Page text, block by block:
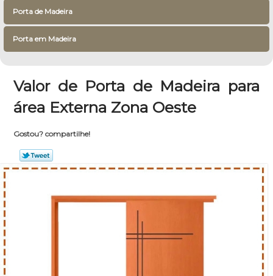
Porta de Madeira
Porta em Madeira
Valor de Porta de Madeira para
área Externa Zona Oeste
Gostou? compartilhe!